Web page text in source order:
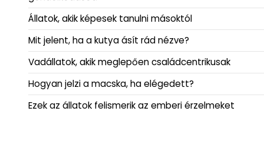
Állatok, akik képesek tanulni másoktól
Mit jelent, ha a kutya ásít rád nézve?
Vadállatok, akik meglepően családcentrikusak
Hogyan jelzi a macska, ha elégedett?
Ezek az állatok felismerik az emberi érzelmeket